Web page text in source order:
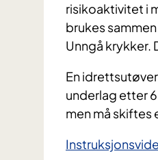
risikoaktivitet i
brukes
Unngå krykker.
En
underlag etter
men må skiftes